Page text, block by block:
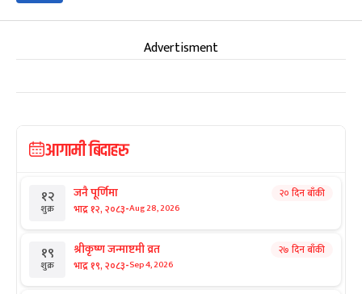
Advertisment
आगामी बिदाहरु
१२
शुक्र
जनै पूर्णिमा
भाद्र १२, २०८३-Aug 28, 2026
२० दिन बाँकी
१९
शुक्र
श्रीकृष्ण जन्माष्टमी व्रत
भाद्र १९, २०८३-Sep 4, 2026
२७ दिन बाँकी